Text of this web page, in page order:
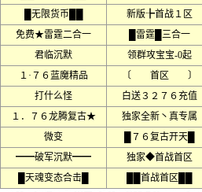
█无限货币██
新版╊首战１区
免费★雷霆二合一
█雷霆█三合一
君临沉默
领群攻宝宝-0起
１·７６蓝魔精品
〔 首区 〕
打什么怪
白送３２７６充值
１．７６龙腾复古★
独家全新丶真专属
微变
█７６复古开天█
━━破军沉默━━
独家◆首战首区
█天魂变态合击█
██首战首区██